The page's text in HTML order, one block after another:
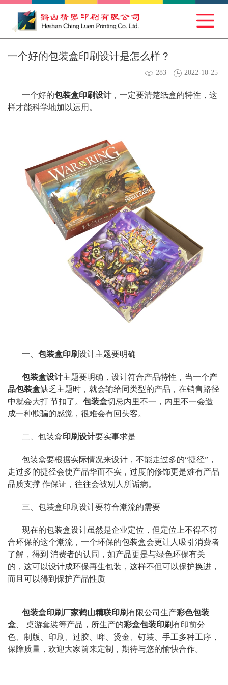
一个好的包装盒印刷设计是怎么样？
283 2022-10-25
一个好的包装盒印刷设计，一定要清楚纸盒的特性，这
样才能科学地加以运用。
一、 包装盒印刷设计主题要明确
包装盒设计主题要明确，设计符合产品特性，当一个产
品包装盒缺乏主题时，就会输给同类型的产品，在销售路径
中就会大打 节扣了。 包装盒切忌内里不一，内里不一会造
成一种欺骗的感觉，很难会有回头客。
二、 包装盒印刷设计要实事求是
包装盒要根据实际情况来设计，不能走过多的“捷径”，
走过多的捷径会使产品华而不实，过度的修饰更是难有产品
品质支撑 作保证，往往会被别人所诟病。
三、 包装盒印刷设计要符合潮流的需要
现在的包装盒设计虽然是企业定位，但定位上不得不符
合环保的这个潮流，一个环保的包装盒会更让人吸引消费者
了解，得到 消费者的认同，如产品更是与绿色环保有关
的，这可以设计成环保再生包装，这样不但可以保护换进，
而且可以得到保护产品性质
包装盒印刷厂家鹤山精联印刷有限公司生产彩色包装
盒 、 桌游套裝等产品，所生产的彩盒包装印刷有印前分
色、制版、印刷、过胶、啤、烫金、钉装、手工多种工序，
保障质量，欢迎大家前来定制，期待与您的愉快合作。